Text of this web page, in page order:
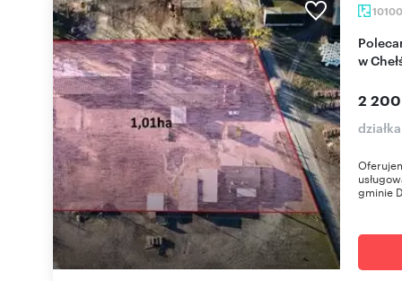
Polecam działkę 10 100 m² z pełną infrastrukturą
w
2
gminie